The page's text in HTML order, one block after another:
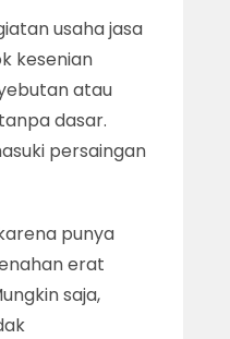
usaha jasa
kesenian
atau
dasar.
persaingan
punya
erat
saja,